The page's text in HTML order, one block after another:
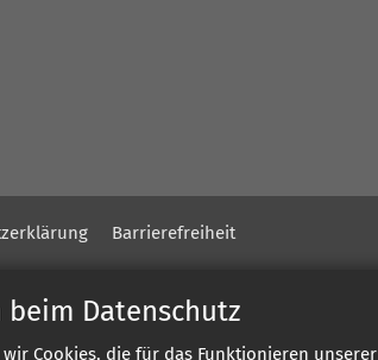
Datenschutz
Cookies, die für das Funktionieren
Barrierefreiheit